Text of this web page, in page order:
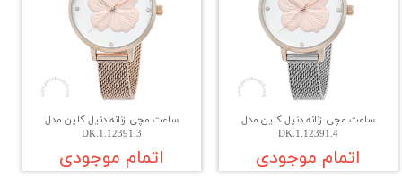
ساعت مچی زنانه دنیل کلین مدل
DK.1.12391.4
اتمام موجودی
ساعت مچی زنانه دنیل کلین مدل
DK.1.12391.3
اتمام موجودی